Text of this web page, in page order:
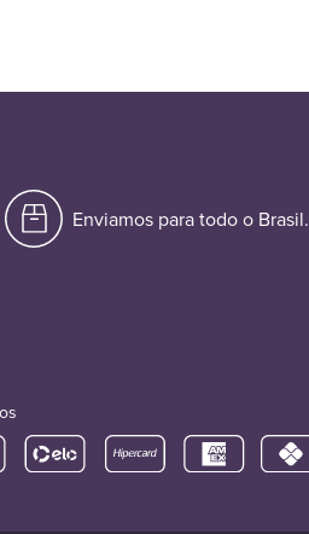
Enviamos para todo o Brasil.